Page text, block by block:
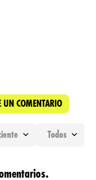
UN COMENTARIO
Todos